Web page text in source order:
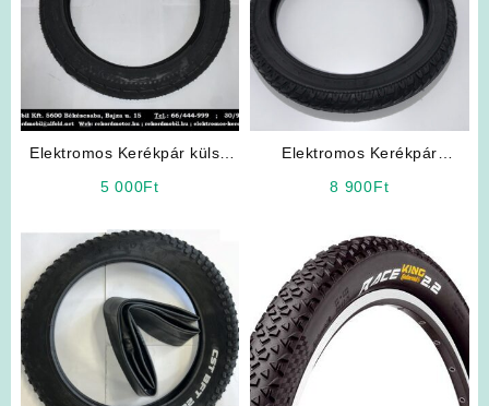
Elektromos Kerékpár külső
5 000Ft
Elektromos Kerékpár
8 900Ft